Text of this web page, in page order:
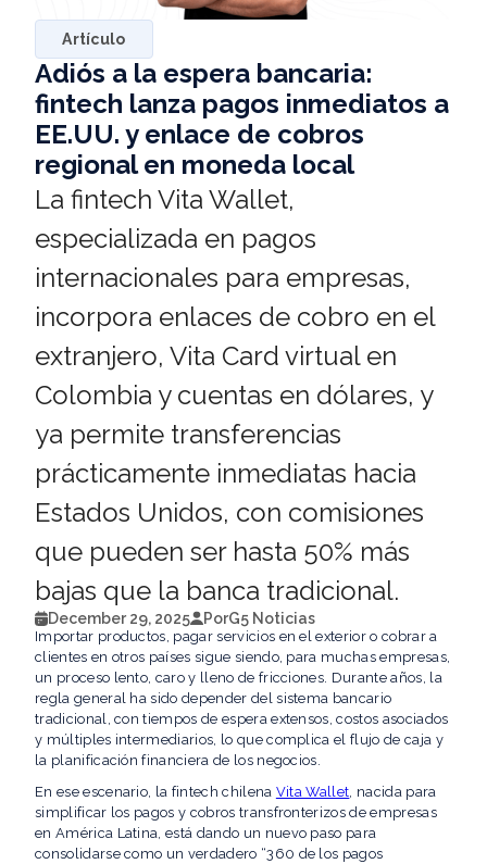
Artículo
Adiós a la espera bancaria:
fintech lanza pagos inmediatos a
EE.UU. y enlace de cobros
regional en moneda local
La fintech Vita Wallet,
especializada en pagos
internacionales para empresas,
incorpora enlaces de cobro en el
extranjero, Vita Card virtual en
Colombia y cuentas en dólares, y
ya permite transferencias
prácticamente inmediatas hacia
Estados Unidos, con comisiones
que pueden ser hasta 50% más
bajas que la banca tradicional.
December 29, 2025 PorG5 Noticias
Importar productos, pagar servicios en el exterior o cobrar a
clientes en otros países sigue siendo, para muchas empresas,
un proceso lento, caro y lleno de fricciones. Durante años, la
regla general ha sido depender del sistema bancario
tradicional, con tiempos de espera extensos, costos asociados
y múltiples intermediarios, lo que complica el flujo de caja y
la planificación financiera de los negocios.
En ese escenario, la fintech chilena Vita Wallet , nacida para
simplificar los pagos y cobros transfronterizos de empresas
en América Latina, está dando un nuevo paso para
consolidarse como un verdadero “360 de los pagos